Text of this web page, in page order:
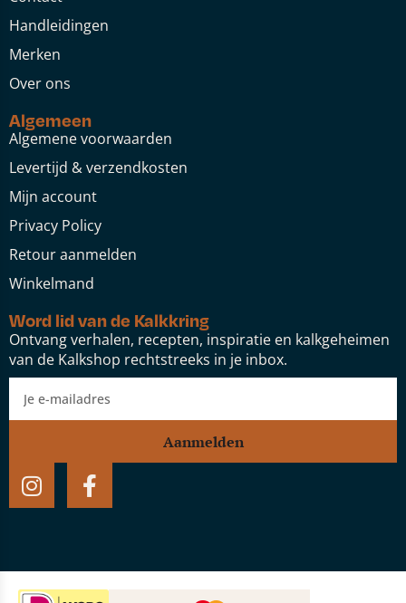
Handleidingen
Merken
Over ons
Algemeen
Algemene voorwaarden
Levertijd & verzendkosten
Mijn account
Privacy Policy
Retour aanmelden
Winkelmand
Word lid van de Kalkkring
Ontvang verhalen, recepten, inspiratie en kalkgeheimen
van de Kalkshop rechtstreeks in je inbox.
Aanmelden